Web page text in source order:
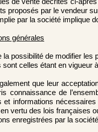
proposés par le vendeur
par la société implique
générales
possibilité de modifier les
celles étant en vigueur
que leur
connaissance de
et informations
vertu des lois françaises
enregistrées par la